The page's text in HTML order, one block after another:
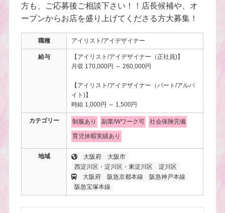
方も、ご応募後ご相談下さい！！店長候補や、オ
ープンからお店を盛り上げてくださる方大募集！
職種 アイリスト/アイデザイナー
給与
【アイリスト/アイデザイナー（正社員)】
月収 170,000円 ～ 260,000円
【アイリスト/アイデザイナー（パート/アルバ
イト)】
時給 1,000円 ～ 1,500円
カテゴリー 制服あり 副業/Wワーク可 社会保険完備
育児休暇実績あり
地域 大阪府
大阪市
西淀川区・淀川区・東淀川区
淀川区
大阪府
阪急京都本線
阪急神戸本線
阪急宝塚本線